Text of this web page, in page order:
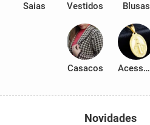
Saias Vestidos Blusas
Casacos Acessórios
Novidades